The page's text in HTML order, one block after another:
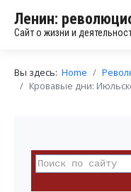
Ленин:
Сайт о жизни и
Вы здесь: Home
Кровавые дни: